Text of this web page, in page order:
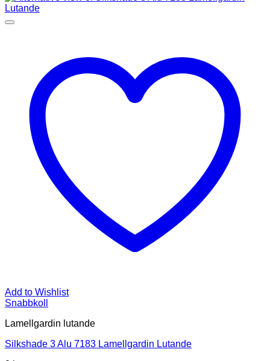
Add to Wishlist
Snabbkoll
Lamellgardin lutande
Silkshade 3 Alu 7183 Lamellgardin Lutande